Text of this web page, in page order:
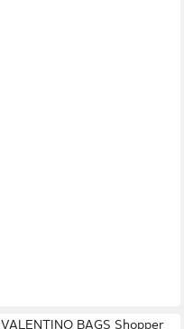
VALENTINO BAGS Shopper